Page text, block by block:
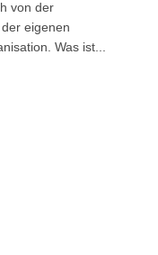
von der
eigenen
Was ist...